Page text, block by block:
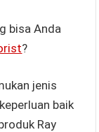
bisa Anda
?
jenis
baik
Ray